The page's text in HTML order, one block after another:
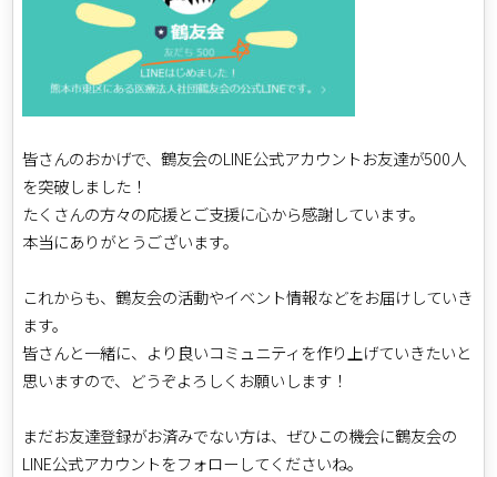
皆さんのおかげで、鶴友会のLINE公式アカウントお友達が500人
を突破しました！
たくさんの方々の応援とご支援に心から感謝しています。
本当にありがとうございます。
これからも、鶴友会の活動やイベント情報などをお届けしていき
ます。
皆さんと一緒に、より良いコミュニティを作り上げていきたいと
思いますので、どうぞよろしくお願いします！
まだお友達登録がお済みでない方は、ぜひこの機会に鶴友会の
LINE公式アカウントをフォローしてくださいね。